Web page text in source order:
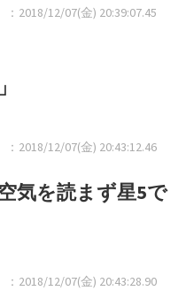
：2018/12/07(金) 20:39:07.45
：2018/12/07(金) 20:43:12.46
気を読まず星5で
：2018/12/07(金) 20:43:28.90